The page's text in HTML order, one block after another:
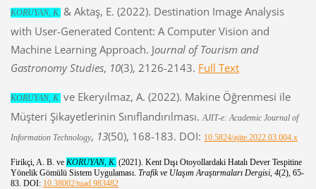
KORUYAN, K.& Aktaş, E. (2022). Destination Image Analysis
with User-Generated Content: A Computer Vision and
Machine Learning Approach. Journal of Tourism and
Gastronomy Studies, 10(3), 2126-2143. Full Text
KORUYAN, K.ve Ekeryılmaz, A. (2022). Makine Öğrenmesi ile
Müşteri Şikayetlerinin Sınıflandırılması. AJIT-e: Academic Journal of
Information Technology, 13(50), 168-183. DOI: 10.5824/ajite.2022.03.004.x
Firikçi, A. B. ve KORUYAN, K. (2021). Kent Dışı Otoyollardaki Hatalı Dever Tespitine
Yönelik Gömülü Sistem Uygulaması. Trafik ve Ulaşım Araştırmaları Dergisi, 4(2), 65-
83. DOI: 10.38002/tuad.983482